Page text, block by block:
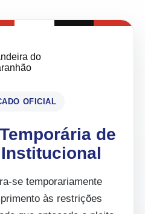
OFICIAL
de
se temporariamente
às restrições